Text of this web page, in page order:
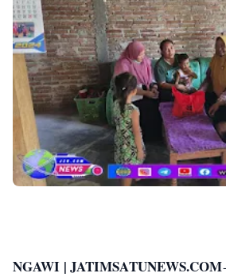
NGAWI | JATIMSATUNEWS.COM